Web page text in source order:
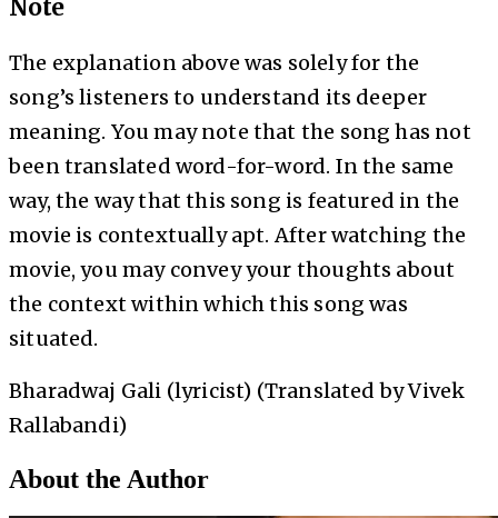
Note
The explanation above was solely for the
song’s listeners to understand its deeper
meaning. You may note that the song has not
been translated word-for-word. In the same
way, the way that this song is featured in the
movie is contextually apt. After watching the
movie, you may convey your thoughts about
the context within which this song was
situated.
Bharadwaj Gali (lyricist) (Translated by Vivek
Rallabandi)
About the Author